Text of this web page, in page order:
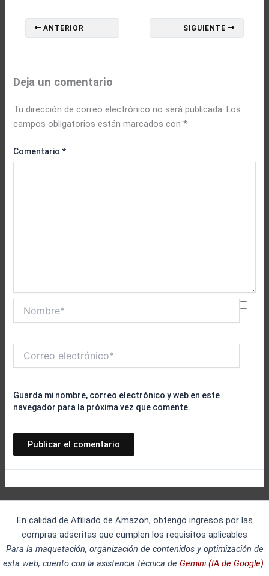
ANTERIOR SIGUIENTE
Deja un comentario
Tu dirección de correo electrónico no será publicada. Los
campos obligatorios están marcados con*
Comentario*
electrónico*
Guarda mi nombre, correo electrónico y web en este
navegador para la próxima vez que comente.
En calidad de Afiliado de Amazon, obtengo ingresos por las
compras adscritas que cumplen los requisitos aplicables
Para la maquetación, organización de contenidos y optimización de
esta web, cuento con la asistencia técnica de Gemini (IA de Google).